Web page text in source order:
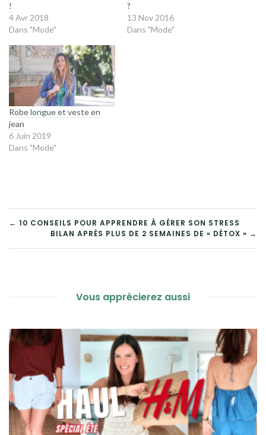
!
4 Avr 2018
Dans "Mode"
?
13 Nov 2016
Dans "Mode"
Robe longue et veste en
jean
6 Juin 2019
Dans "Mode"
NAVIGATION
DE
← 10 CONSEILS POUR APPRENDRE À GÉRER SON STRESS
BILAN APRÈS PLUS DE 2 SEMAINES DE « DÉTOX » →
Vous apprécierez aussi